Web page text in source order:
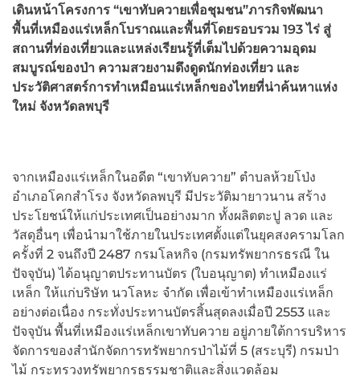
เดินหน้าโครงการ “เขาทับควายเพื่อชุมชน”ภารกิจพัฒนา
พื้นที่เหมืองแร่เหล็กโบราณและพื้นที่โดยรอบรวม 193 ไร่ สู่
สถานที่ท่องเที่ยวและแหล่งเรียนรู้ที่เต็มไปด้วยความอุดม
สมบูรณ์ของป่า ความสวยงามดึงดูดนักท่องเที่ยว และ
ประวัติศาสตร์การทำเหมือนแร่เหล็กของไทยที่น่าค้นหาแห่ง
ใหม่ จังหวัดลพบุรี
จากเหมืองแร่เหล็กในอดีต “เขาทับควาย” ตำบลห้วยโป่ง
อำเภอโคกสำโรง จังหวัดลพบุรี มีประวัติมายาวนาน สร้าง
ประโยชน์ให้แก่ประเทศเป็นอย่างมาก ทั้งผลิตตะปู ลวด และ
วัสดุอื่นๆ เพื่อนำมาใช้ภายในประเทศตั้งแต่ในยุคสงครามโลก
ครั้งที่ 2 จนถึงปี 2487 กรมโลหกิจ (กรมทรัพยากรธรณี ใน
ปัจจุบัน) ได้อนุญาตประทานบัตร (ใบอนุญาต) ทำเหมืองแร่
เหล็ก ให้แก่บริษัท นวโลหะ จำกัด เพื่อเข้าทำเหมืองแร่เหล็ก
อย่างต่อเนื่อง กระทั่งประทานบัตรสิ้นสุดลงเมื่อปี 2553 และ
ปัจจุบัน พื้นที่เหมืองแร่เหล็กเขาทับควาย อยู่ภายใต้การบริหาร
จัดการของสำนักจัดการทรัพยากรป่าไม้ที่ 5 (สระบุรี) กรมป่า
ไม้ กระทรวงทรัพยากรธรรมชาติและสิ่งแวดล้อม